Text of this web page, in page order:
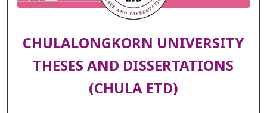
CHULALONGKORN UNIVERSITY
THESES AND DISSERTATIONS
(CHULA ETD)